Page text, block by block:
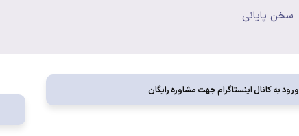
سخن پایانی
ورود به کانال اینستاگرام جهت مشاوره رایگان